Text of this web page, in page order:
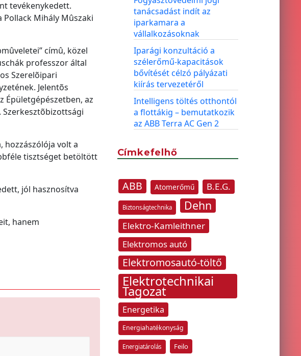
tevékenykedett.
Mihály Mûszaki
címû, közel
professzor által
Szerelõipari
Jelentõs
Épületgépészetben, az
hozzászólója volt a
tisztséget betöltött
jól hasznosítva
hanem
tanácsadást indít az
iparkamara a
vállalkozásoknak
Iparági konzultáció a
szélerőmű-kapacitások
bővítését célzó pályázati
kiírás tervezetéről
Intelligens töltés otthontól
a flottákig – bemutatkozik
az ABB Terra AC Gen 2
Címkefelhő
ABB Atomerőmű B.E.G.
Biztonságtechnika Dehn
Elektro-Kamleithner
Elektromos autó
Elektromosautó-töltő
Elektrotechnikai
Tagozat
Energetika
Energiahatékonyság
Energiatárolás Feilo